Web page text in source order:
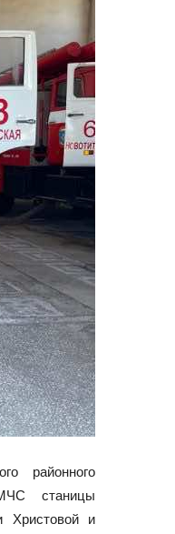
районного
станицы
Христовой и